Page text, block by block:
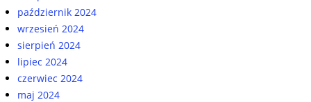
październik 2024
wrzesień 2024
sierpień 2024
lipiec 2024
czerwiec 2024
maj 2024